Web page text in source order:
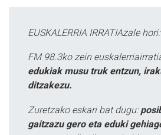
EUSKALERRIA IRRATIAzale hori:
FM 98.3ko zein
edukiak musu truk entzun,
ditzakezu.
Zuretzako eskari bat dugu:
gaitzazu gero eta eduki